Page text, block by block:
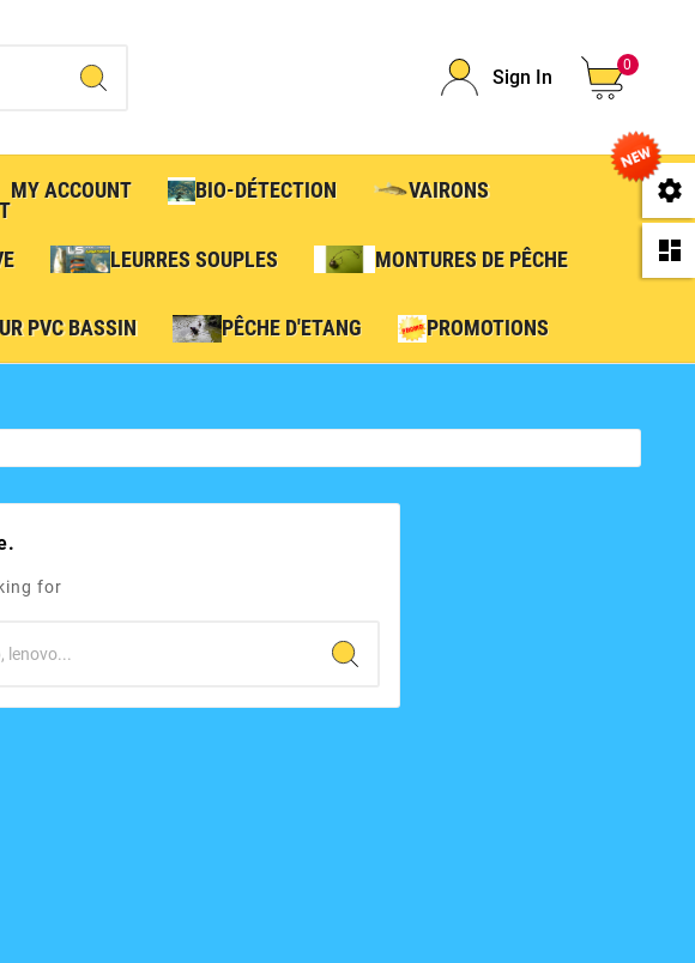
Sign In
0
MY ACCOUNT BIO-DÉTECTION VAIRONS
LEURRES SOUPLES MONTURES DE PÊCHE
PVC BASSIN PÊCHE D'ETANG PROMOTIONS
for